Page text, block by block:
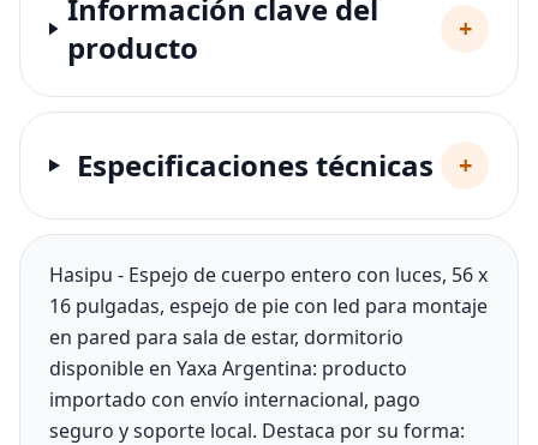
Información clave del
producto
+
Especificaciones técnicas +
Hasipu - Espejo de cuerpo entero con luces, 56 x
16 pulgadas, espejo de pie con led para montaje
en pared para sala de estar, dormitorio
disponible en Yaxa Argentina: producto
importado con envío internacional, pago
seguro y soporte local. Destaca por su forma: